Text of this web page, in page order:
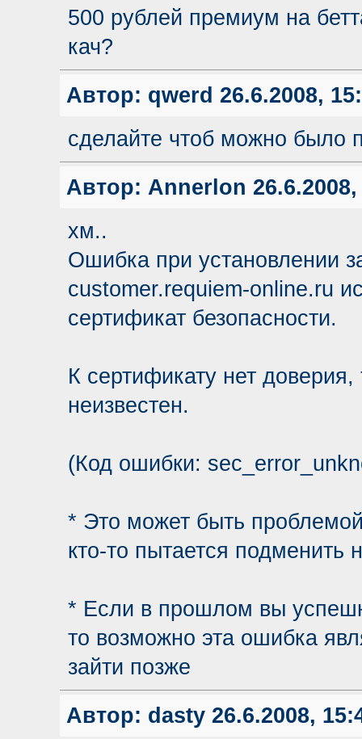
500 рублей премиум на
кач?
Автор: qwerd 26.6.2008,
сделайте чтоб можно было
Автор: Annerlon
хм..
Ошибка при установлении
customer.requiem-online.ru
сертификат безопасности.
К сертификату нет доверия,
неизвестен.
(Код ошибки:
* Это может быть
кто-то пытается
* Если в прошлом вы
то возможно эта ошибка
зайти позже
Автор: dasty26.6.2008,